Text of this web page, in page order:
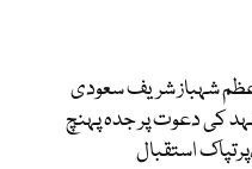
شہباز شریف سعودی
کی دعوت پر جدہ پہنچ
استقبال